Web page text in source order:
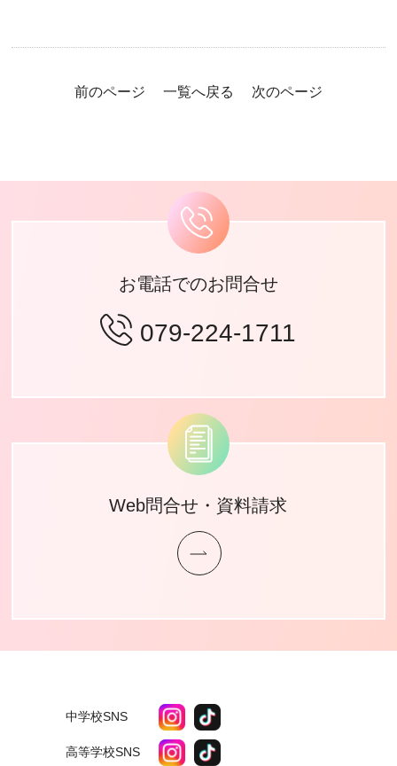
前のページ 次のページ
一覧へ戻る
お電話でのお問合せ
079-224-1711
Web問合せ・資料請求
中学校SNS
高等学校SNS